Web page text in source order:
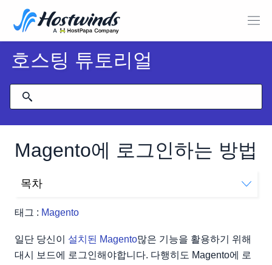
호스팅 튜토리얼
Magento에 로그인하는 방법
태그 : Magento
목차
로그인 페이지로 만들었습니다. 여기서 어디로 가야합니
일단 당신이 설치된 Magento많은 기능을 활용하기 위해
대시 보드에 로그인해야합니다. 다행히도 Magento에 로